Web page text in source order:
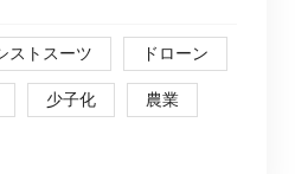
ストスーツ ドローン
少子化 農業